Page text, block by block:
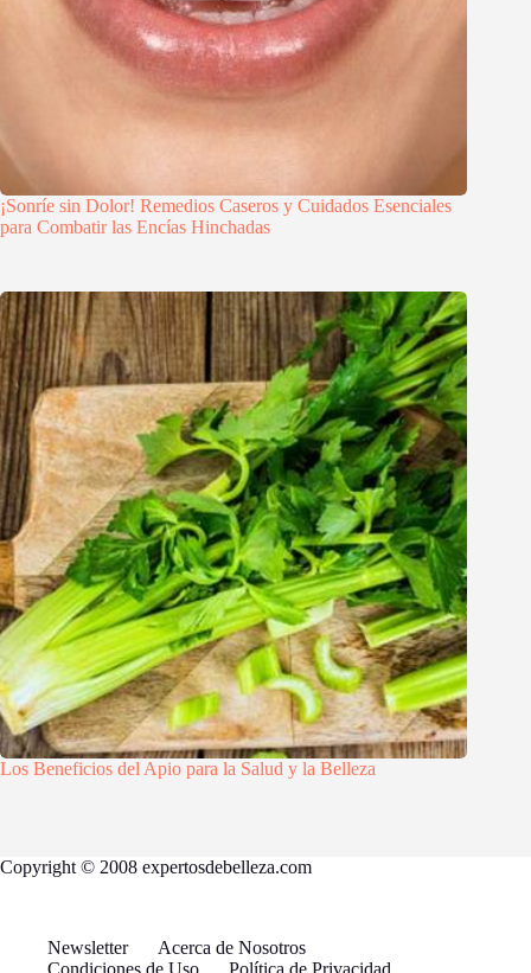
¡Sonríe sin Dolor! Remedios Caseros y Cuidados Esenciales
para Combatir las Encías Hinchadas
Los Beneficios del Apio para la Salud y la Belleza
Copyright © 2008 expertosdebelleza.com
Newsletter
Acerca de Nosotros
Condiciones de Uso
Política de Privacidad